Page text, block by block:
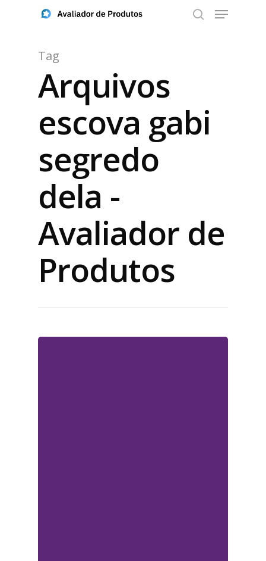
Aperte ENTER para buscar ou ESC para fechar
Tag
Arquivos
escova gabi
segredo
dela -
Avaliador de
Produtos